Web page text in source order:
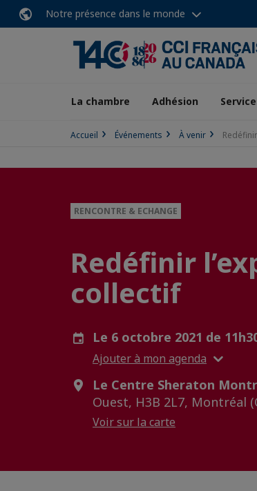
Notre présence dans le monde
La chambre Adhésion
Accueil Événements À venir
RENCONTRE & ECHANGE
Redéfinir
collectif
Le 6 octobre 2021 de
Ajouter à mon agenda
Le Centre Sheraton
Ouest, H3B 2L7, Montréal
Voir sur la carte